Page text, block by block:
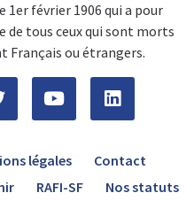
1er février 1906 qui a pour
tous ceux qui sont morts
Français ou étrangers.
légales
Contact
RAFI-SF Nos statuts